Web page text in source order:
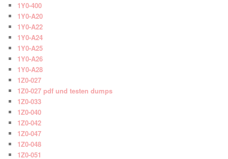
1Y0-400
1Y0-A20
1Y0-A22
1Y0-A24
1Y0-A25
1Y0-A26
1Y0-A28
1Z0-027
1Z0-027 pdf und testen dumps
1Z0-033
1Z0-040
1Z0-042
1Z0-047
1Z0-048
1Z0-051